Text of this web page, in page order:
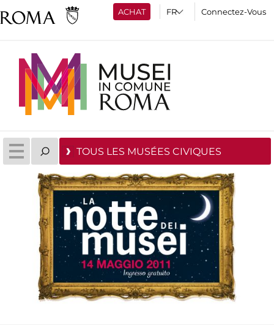
ACHAT Connectez-Vous
TOUS LES MUSÉES CIVIQUES